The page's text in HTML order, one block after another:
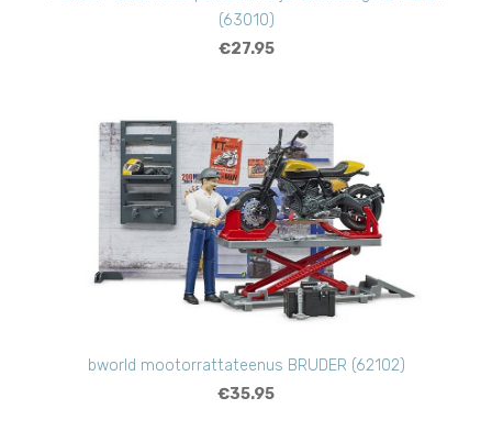
(63010)
€27.95
bworld mootorrattateenus BRUDER (62102)
€35.95